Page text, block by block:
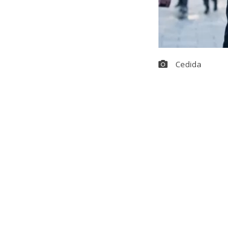
Cedida